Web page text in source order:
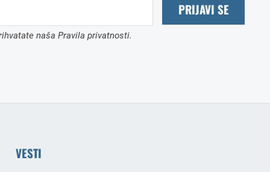
PRIJAVI SE
naša Pravila privatnosti.
VESTI